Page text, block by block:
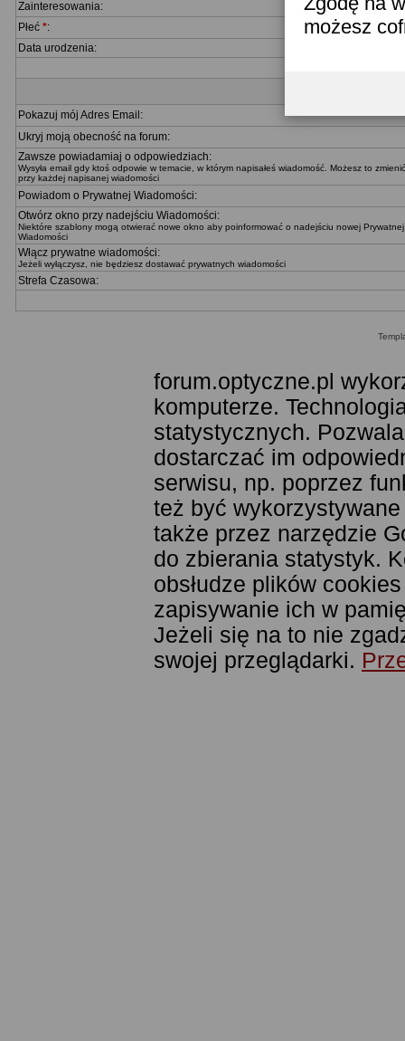
możesz
Zainteresowania:
Płeć *:
Data urodzenia:
Pokazuj mój Adres Email:
Ukryj moją obecność na forum:
Zawsze powiadamiaj o odpowiedziach:
Wysyła email gdy ktoś odpowie w temacie, w którym napisałeś wiadomość. Możesz to zmienić
przy każdej napisanej wiadomości
Powiadom o Prywatnej Wiadomości:
Otwórz okno przy nadejściu Wiadomości:
Niektóre szablony mogą otwierać nowe okno aby poinformować o nadejściu nowej Prywatnej
Wiadomości
Włącz prywatne wiadomości:
Jeżeli wyłączysz, nie będziesz dostawać prywatnych wiadomości
Strefa Czasowa:
forum.optyczne.pl
komputerze.
statystycznych.
dostarczać im
serwisu, np. poprzez
też być
także przez narzędzie
do zbierania statystyk.
obsłudze plików
zapisywanie ich w
Jeżeli się na to nie
swojej przeglądarki.